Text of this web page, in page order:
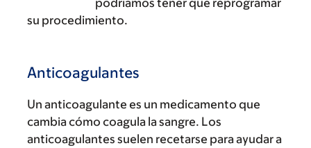
su procedimiento.
Anticoagulantes
Un anticoagulante es un medicamento que
cambia cómo coagula la sangre. Los
anticoagulantes suelen recetarse para ayudar a